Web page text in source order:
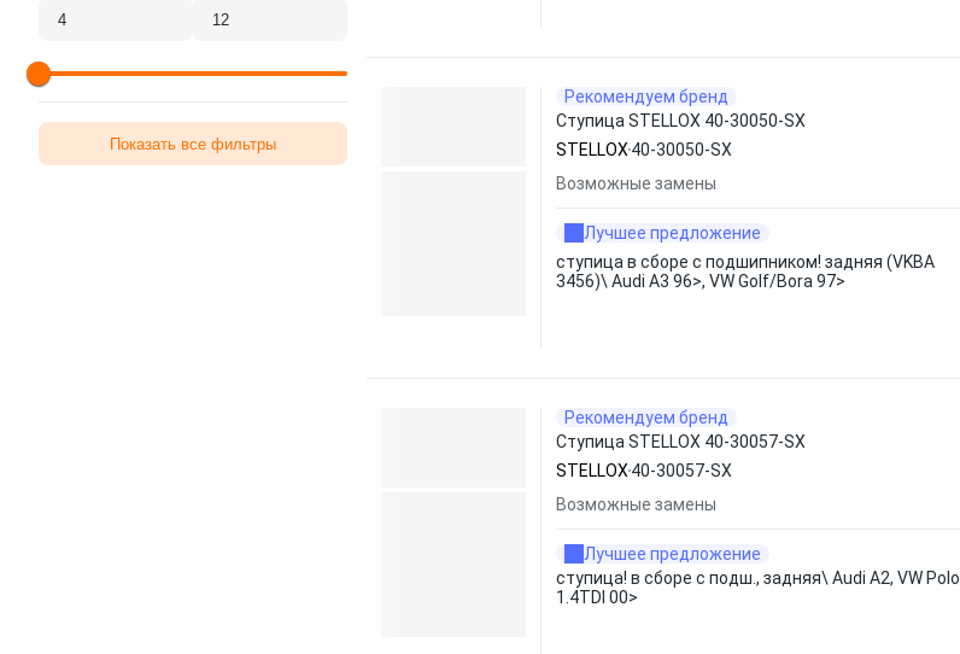
Показать все фильтры
Рекомендуем бренд
Ступица STELLOX 40-30050-SX
STELLOX 40-30050-SX
Возможные замены
Лучшее предложение
ступица в сборе с подшипником! задняя (VKBA
3456)\ Audi A3 96>, VW Golf/Bora 97>
Рекомендуем бренд
Ступица STELLOX 40-30057-SX
STELLOX 40-30057-SX
Возможные замены
Лучшее предложение
ступица! в сборе с подш., задняя\ Audi A2, VW Polo
1.4TDI 00>